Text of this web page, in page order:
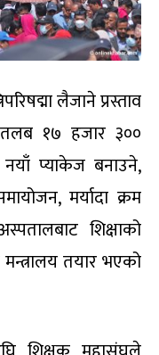
लैजाने प्रस्ताव
१७ हजार ३००
प्याकेज बनाउने,
मर्यादा क्रम
शिक्षाको
तयार भएको